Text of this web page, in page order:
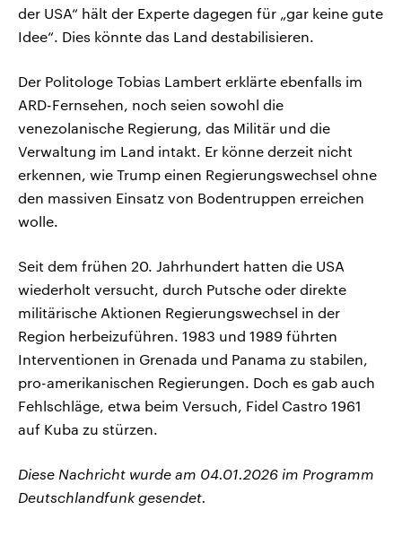
der USA“ hält der Experte dagegen für „gar keine gute
Idee“. Dies könnte das Land destabilisieren.
Der Politologe Tobias Lambert erklärte ebenfalls im
ARD-Fernsehen, noch seien sowohl die
venezolanische Regierung, das Militär und die
Verwaltung im Land intakt. Er könne derzeit nicht
erkennen, wie Trump einen Regierungswechsel ohne
den massiven Einsatz von Bodentruppen erreichen
wolle.
Seit dem frühen 20. Jahrhundert hatten die USA
wiederholt versucht, durch Putsche oder direkte
militärische Aktionen Regierungswechsel in der
Region herbeizuführen. 1983 und 1989 führten
Interventionen in Grenada und Panama zu stabilen,
pro-amerikanischen Regierungen. Doch es gab auch
Fehlschläge, etwa beim Versuch, Fidel Castro 1961
auf Kuba zu stürzen.
Diese Nachricht wurde am 04.01.2026 im Programm
Deutschlandfunk gesendet.